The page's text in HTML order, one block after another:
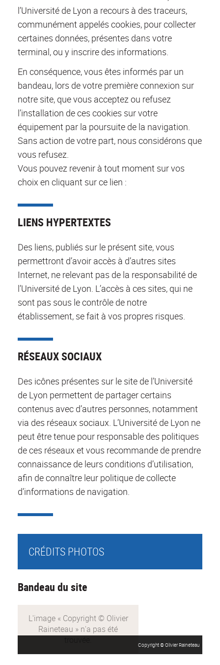
l’Université de Lyon a recours à des traceurs,
communément appelés cookies, pour collecter
certaines données, présentes dans votre
terminal, ou y inscrire des informations.
En conséquence, vous êtes informés par un
bandeau, lors de votre première connexion sur
notre site, que vous acceptez ou refusez
l’installation de ces cookies sur votre
équipement par la poursuite de la navigation.
Sans action de votre part, nous considérons que
vous refusez.
Vous pouvez revenir à tout moment sur vos
choix en cliquant sur ce lien :
LIENS HYPERTEXTES
Des liens, publiés sur le présent site, vous
permettront d’avoir accès à d’autres sites
Internet, ne relevant pas de la responsabilité de
l’Université de Lyon. L’accès à ces sites, qui ne
sont pas sous le contrôle de notre
établissement, se fait à vos propres risques.
RÉSEAUX SOCIAUX
Des icônes présentes sur le site de l’Université
de Lyon permettent de partager certains
contenus avec d’autres personnes, notamment
via des réseaux sociaux. L’Université de Lyon ne
peut être tenue pour responsable des politiques
de ces réseaux et vous recommande de prendre
connaissance de leurs conditions d’utilisation,
afin de connaître leur politique de collecte
d’informations de navigation.
CRÉDITS PHOTOS
Bandeau du site
Copyright © Olivier Raineteau